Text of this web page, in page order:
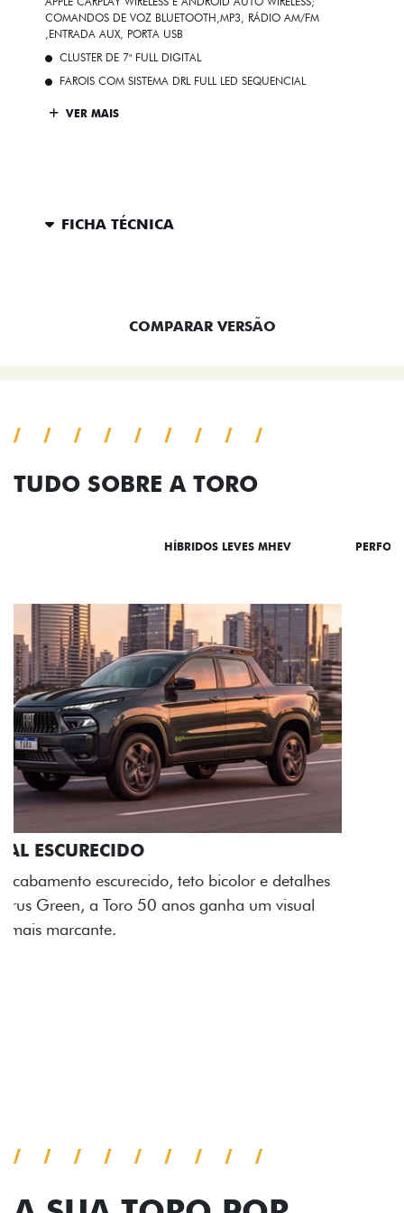
COMANDOS DE VOZ BLUETOOTH,MP3, RÁDIO AM/FM
,ENTRADA AUX, PORTA USB
CLUSTER DE 7" FULL DIGITAL
FAROIS COM SISTEMA DRL FULL LED SEQUENCIAL
VER MAIS
FICHA TÉCNICA
COMPARAR VERSÃO
TUDO SOBRE A TORO
HÍBRIDOS LEVES MHEV
ADESIVOS ESTILIZADOS
Os adesivos aplicados no capô e nas laterais
reforçam a identidade única dessa edição para lá de
comemorativa.
TODOS OS ÂNGULOS